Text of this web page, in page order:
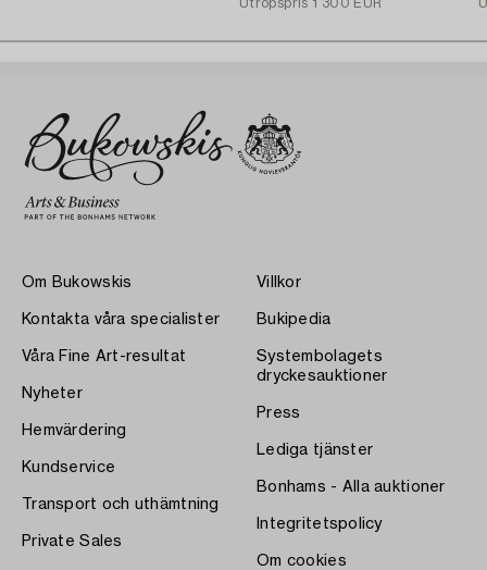
1975.
Utropspris 1 300 EUR
Om Bukowskis
Kontakta våra specialister
Våra Fine Art-resultat
Nyheter
Hemvärdering
Kundservice
Transport och uthämtning
Private Sales
Villkor
Bukipedia
Systembolagets
dryckesauktioner
Press
Lediga tjänster
Bonhams - Alla auktioner
Integritetspolicy
Om cookies